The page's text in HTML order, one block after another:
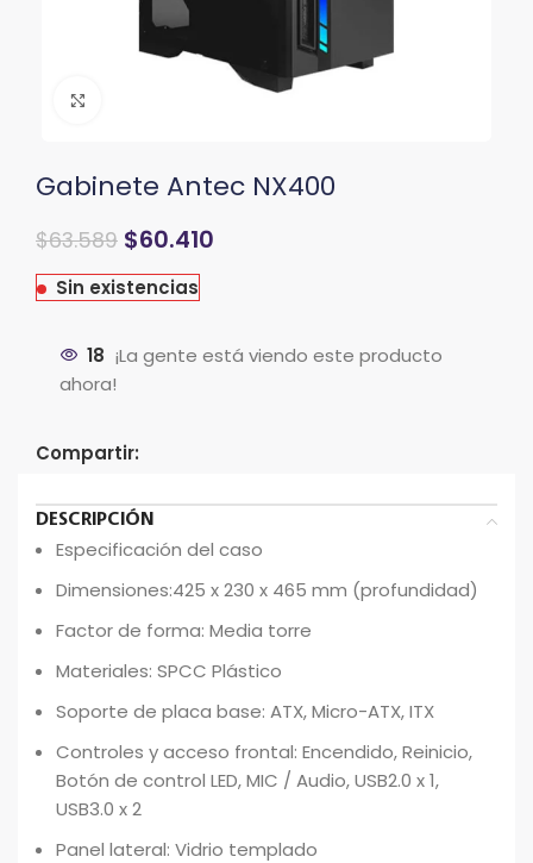
Gabinete Antec NX400
$63.589 $60.410
Sin existencias
18 ¡La gente está viendo este producto
ahora!
Compartir:
DESCRIPCIÓN
Especificación del caso
Dimensiones:425 x 230 x 465 mm (profundidad)
Factor de forma: Media torre
Materiales: SPCC Plástico
Soporte de placa base: ATX, Micro-ATX, ITX
Controles y acceso frontal: Encendido, Reinicio,
Botón de control LED, MIC / Audio, USB2.0 x 1,
USB3.0 x 2
Panel lateral: Vidrio templado